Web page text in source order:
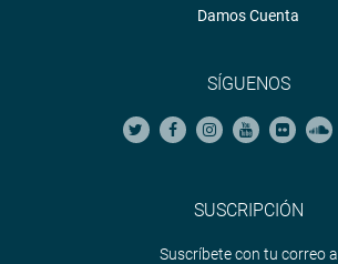
Damos Cuenta
SÍGUENOS
SUSCRIPCIÓN
Suscríbete con tu correo a